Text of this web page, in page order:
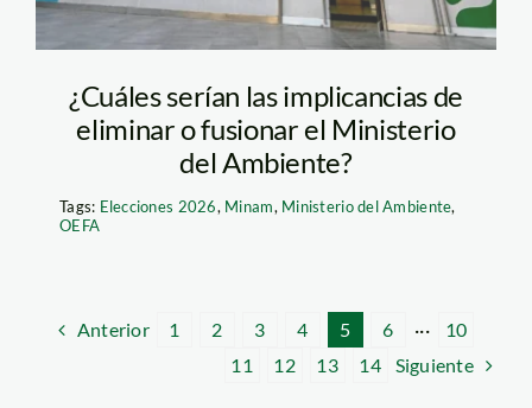
¿Cuáles serían las implicancias de
eliminar o fusionar el Ministerio
del Ambiente?
Tags: Elecciones 2026, Minam, Ministerio del Ambiente,
OEFA
Anterior 1 2 3 4 5 6 ···
10
11
12 13 14 Siguiente